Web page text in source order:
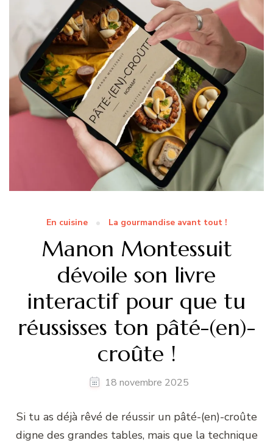
En cuisine La gourmandise avant tout !
Manon Montessuit
dévoile son livre
interactif pour que tu
réussisses ton pâté-(en)-
croûte !
18 novembre 2025
Si tu as déjà rêvé de réussir un pâté-(en)-croûte
digne des grandes tables, mais que la technique